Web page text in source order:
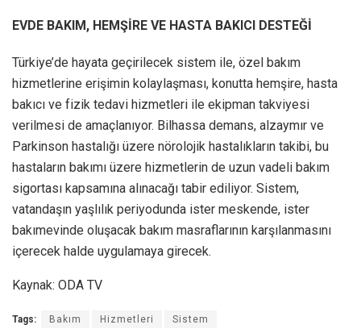
EVDE BAKIM, HEMŞİRE VE HASTA BAKICI DESTEĞİ
Türkiye’de hayata geçirilecek sistem ile, özel bakım
hizmetlerine erişimin kolaylaşması, konutta hemşire, hasta
bakıcı ve fizik tedavi hizmetleri ile ekipman takviyesi
verilmesi de amaçlanıyor. Bilhassa demans, alzaymır ve
Parkinson hastalığı üzere nörolojik hastalıkların takibi, bu
hastaların bakımı üzere hizmetlerin de uzun vadeli bakım
sigortası kapsamına alınacağı tabir ediliyor. Sistem,
vatandaşın yaşlılık periyodunda ister meskende, ister
bakımevinde oluşacak bakım masraflarının karşılanmasını
içerecek halde uygulamaya girecek.
Kaynak: ODA TV
Tags: Bakım Hizmetleri Sistem